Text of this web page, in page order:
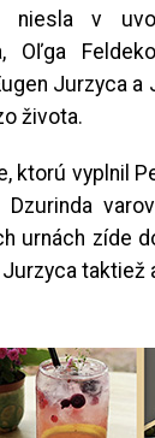
niesla v
Oľga
Jurzyca a
života.
ktorú vyplnil
urnách zíde
taktiež